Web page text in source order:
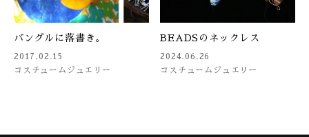
バングルに落書き。
2017.02.15
コスチュームジュエリー
BEADSのネックレス
2024.06.26
コスチュームジュエリー